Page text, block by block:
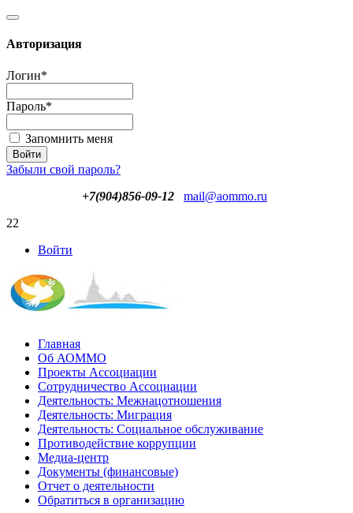
Авторизация
Логин*
Пароль*
Запомнить меня
Забыли свой пароль?
+7(904)856-09-12
mail@aommo.ru
22
Войти
Главная
Об АОММО
Проекты Ассоциации
Сотрудничество Ассоциации
Деятельность: Межнацотношения
Деятельность: Миграция
Деятельность: Социальное обслуживание
Противодействие коррупции
Медиа-центр
Документы (финансовые)
Отчет о деятельности
Обратиться в организацию